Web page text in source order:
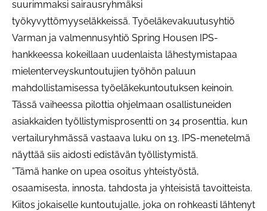
suurimmaksi sairausryhmäksi
työkyvyttömyyseläkkeissä. Työeläkevakuutusyhtiö
Varman ja valmennusyhtiö Spring Housen IPS-
hankkeessa kokeillaan uudenlaista lähestymistapaa
mielenterveyskuntoutujien työhön paluun
mahdollistamisessa työeläkekuntoutuksen keinoin.
Tässä vaiheessa pilottia ohjelmaan osallistuneiden
asiakkaiden työllistymisprosentti on 34 prosenttia, kun
vertailuryhmässä vastaava luku on 13. IPS-menetelmä
näyttää siis aidosti edistävän työllistymistä.
”Tämä hanke on upea osoitus yhteistyöstä,
osaamisesta, innosta, tahdosta ja yhteisistä tavoitteista.
Kiitos jokaiselle kuntoutujalle, joka on rohkeasti lähtenyt